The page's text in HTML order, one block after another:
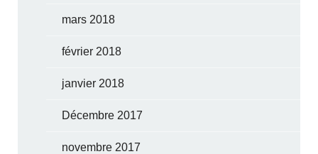
mars 2018
février 2018
janvier 2018
Décembre 2017
novembre 2017